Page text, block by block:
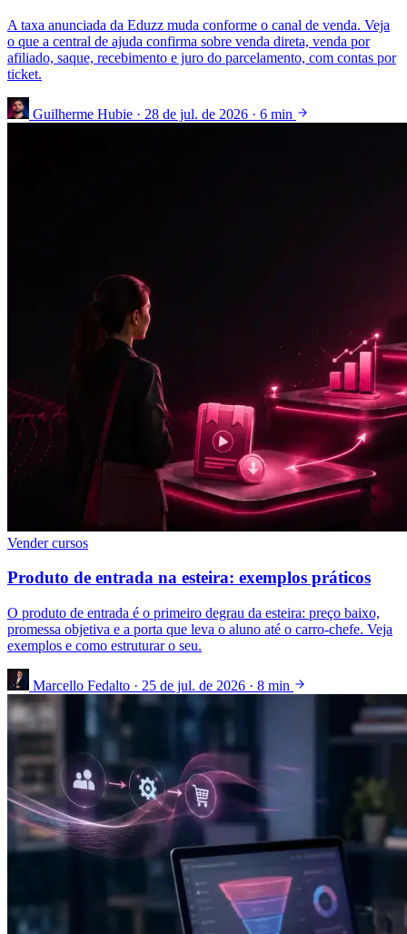
A taxa anunciada da Eduzz muda conforme o canal de venda. Veja
o que a central de ajuda confirma sobre venda direta, venda por
afiliado, saque, recebimento e juro do parcelamento, com contas por
ticket.
Guilherme Hubie · 28 de jul. de 2026 · 6 min
Vender cursos
Produto de entrada na esteira: exemplos práticos
O produto de entrada é o primeiro degrau da esteira: preço baixo,
promessa objetiva e a porta que leva o aluno até o carro-chefe. Veja
exemplos e como estruturar o seu.
Marcello Fedalto · 25 de jul. de 2026 · 8 min